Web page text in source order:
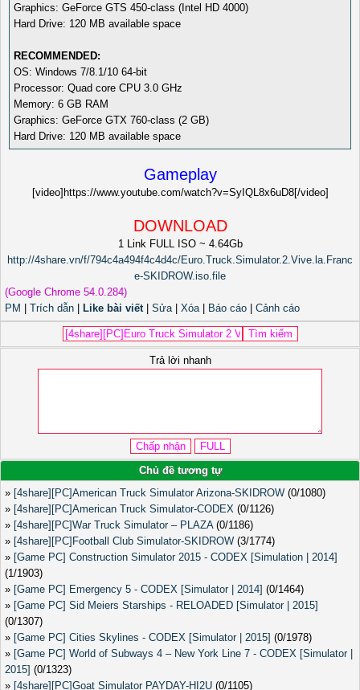
Graphics: GeForce GTS 450-class (Intel HD 4000)
Hard Drive: 120 MB available space
RECOMMENDED:
OS: Windows 7/8.1/10 64-bit
Processor: Quad core CPU 3.0 GHz
Memory: 6 GB RAM
Graphics: GeForce GTX 760-class (2 GB)
Hard Drive: 120 MB available space
Gameplay
[video]https://www.youtube.com/watch?v=SyIQL8x6uD8[/video]
DOWNLOAD
1 Link FULL ISO ~ 4.64Gb
http://4share.vn/f/794c4a494f4c4d4c/Euro.Truck.Simulator.2.Vive.la.Franc
e-SKIDROW.iso.file
(Google Chrome 54.0.284)
PM
Trích dẫn Like bài viết Sửa Xóa Báo cáo Cảnh cáo
Trả lời nhanh
Chủ đề tương tự
» [4share][PC]American Truck Simulator Arizona-SKIDROW (0/1080)
» [4share][PC]American Truck Simulator-CODEX (0/1126)
» [4share][PC]War Truck Simulator – PLAZA(0/1186)
» [4share][PC]Football Club Simulator-SKIDROW (3/1774)
» [Game PC] Construction Simulator 2015 - CODEX [Simulation | 2014]
(1/1903)
» [Game PC] Emergency 5 - CODEX [Simulator | 2014] (0/1464)
» [Game PC] Sid Meiers Starships - RELOADED [Simulator | 2015]
(0/1307)
» [Game PC] Cities Skylines - CODEX [Simulator | 2015] (0/1978)
» [Game PC] World of Subways 4 – New York Line 7 - CODEX [Simulator |
2015] (0/1323)
» [4share][PC]Goat Simulator PAYDAY-HI2U (0/1105)